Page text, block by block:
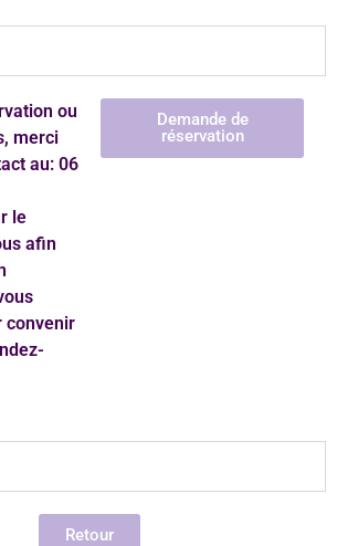
ou
merci
au: 06
le
afin
convenir
Demande de
réservation
Retour